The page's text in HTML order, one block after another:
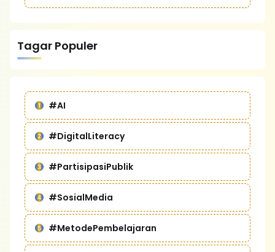
Tagar Populer
#AI
#DigitalLiteracy
#PartisipasiPublik
#SosialMedia
#MetodePembelajaran